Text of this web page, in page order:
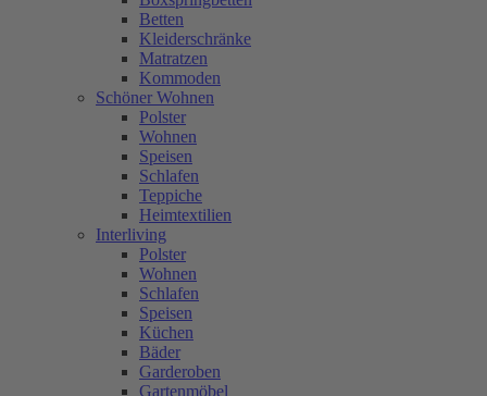
Betten
Kleiderschränke
Matratzen
Kommoden
Schöner Wohnen
Polster
Wohnen
Speisen
Schlafen
Teppiche
Heimtextilien
Interliving
Polster
Wohnen
Schlafen
Speisen
Küchen
Bäder
Garderoben
Gartenmöbel